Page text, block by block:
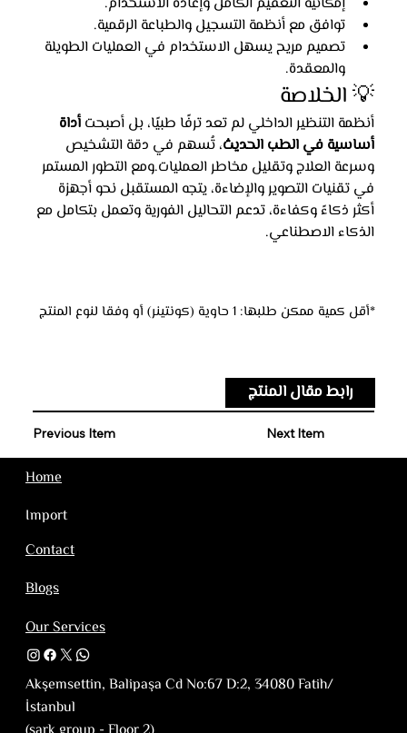
توافق مع أنظمة التسجيل والطباعة الرقمية.
تصميم مريح يسهل الاستخدام في العمليات الطويلة
والمعقدة.
💡 الخلاصة
أنظمة التنظير الداخلي لم تعد ترفًا طبيًا، بل أصبحت أداة
أساسية في الطب الحديث، تُسهم في دقة التشخيص
وسرعة العلاج وتقليل مخاطر العمليات.ومع التطور المستمر
في تقنيات التصوير والإضاءة، يتجه المستقبل نحو أجهزة
أكثر ذكاءً وكفاءة، تدعم التحاليل الفورية وتعمل بتكامل مع
الذكاء الاصطناعي.
*أقل كمية ممكن طلبها: 1 حاوية (كونتينر) أو وفقا لنوع المنتج
رابط مقال المنتج
Next Item
Previous Item
Home
Import
Contact
Blogs
Our Services
Akşemsettin, Balipaşa Cd No:67 D:2, 34080 Fatih/
İstanbul